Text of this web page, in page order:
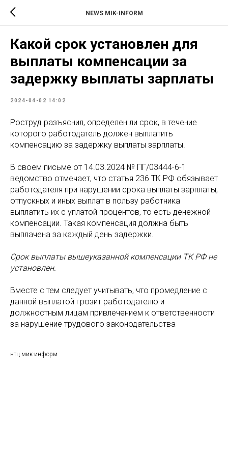
NEWS MIK-INFORM
Какой срок установлен для
выплаты компенсации за
задержку выплаты зарплаты
2024-04-02 14:02
Роструд разъяснил, определен ли срок, в течение
которого работодатель должен выплатить
компенсацию за задержку выплаты зарплаты.
В своем письме от 14.03.2024 № ПГ/03444-6-1
ведомство отмечает, что статья 236 ТК РФ обязывает
работодателя при нарушении срока выплаты зарплаты,
отпускных и иных выплат в пользу работника
выплатить их с уплатой процентов, то есть денежной
компенсации. Такая компенсация должна быть
выплачена за каждый день задержки.
Срок выплаты вышеуказанной компенсации ТК РФ не
установлен.
Вместе с тем следует учитывать, что промедление с
данной выплатой грозит работодателю и
должностным лицам привлечением к ответственности
за нарушение трудового законодательства
нтц мик-информ